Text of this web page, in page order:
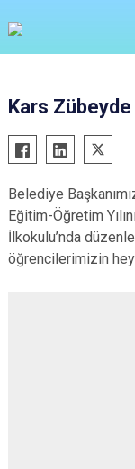
Kars
Belediye
Eğitim-Öğretim
İlkokulu’nda
öğrencilerimizin